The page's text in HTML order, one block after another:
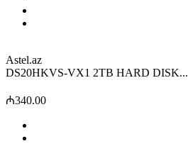
Astel.az
DS20HKVS-VX1 2TB HARD DISK...
₼340.00